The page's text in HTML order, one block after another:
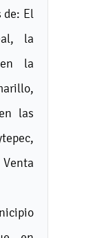
de: El
la
la
las